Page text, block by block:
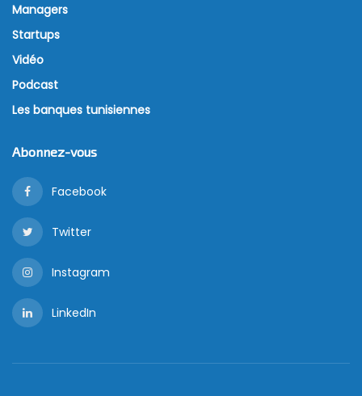
Managers
Startups
Vidéo
Podcast
Les banques tunisiennes
Abonnez-vous
Facebook
Twitter
Instagram
LinkedIn